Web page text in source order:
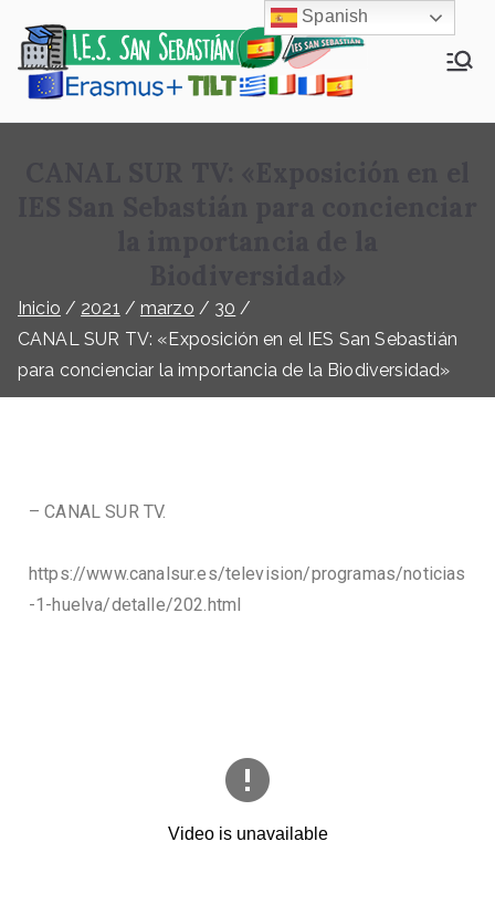
Eras
ña
Erasmus+-
Inicio 2021 marzo
30
CANAL SUR TV: «Exposición en el IES San Sebastián
para concienciar la importancia de la Biodiversidad»
– CANAL SUR TV.
https://www.canalsur.es/television/programas/noticias
-1-huelva/detalle/202.html
Spanish